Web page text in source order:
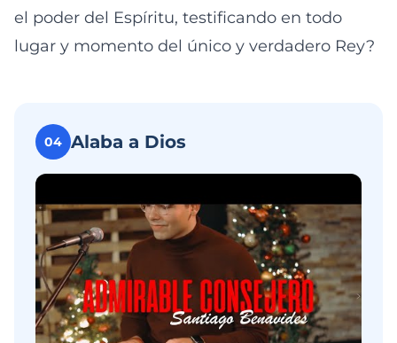
el poder del Espíritu, testificando en todo
lugar y momento del único y verdadero Rey?
04 Alaba a Dios